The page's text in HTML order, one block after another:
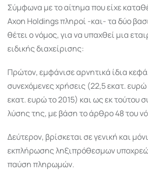
Σύμφωνα με το αίτημα που είχε
Αxοn Holdings πληροί -και- τα δύο
θέτει ο νόμος, για να υπαχθεί μια
ειδικής διαχείρισης:
Πρώτον, εμφάνισε αρνητικά ίδια
συνεχόμενες χρήσεις (22,5 εκατ. ευρώ
εκατ. ευρώ το 2015) και ως εκ τούτου
λύσης της, με βάση το άρθρο 48 του
Δεύτερον, βρίσκεται σε γενική και
εκπλήρωσης ληξιπρόθεσμων
παύση πληρωμών.